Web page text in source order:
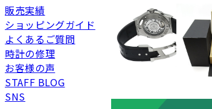
販売実績
ショッピングガイド
よくあるご質問
時計の修理
お客様の声
STAFF BLOG
SNS
新品
新品状態。
未使用 展示品など
未使用同
ABランク少々使用